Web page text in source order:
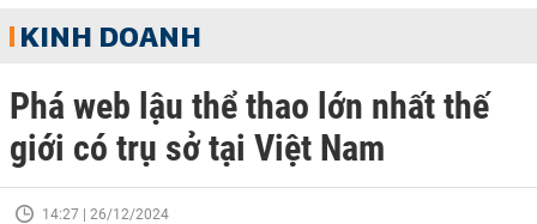
KINH DOANH
Phá web lậu thể thao lớn nhất thế
giới có trụ sở tại Việt Nam
14:27 | 26/12/2024